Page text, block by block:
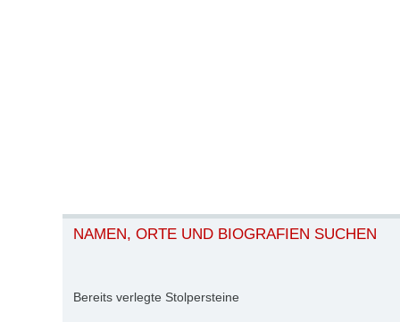
NAMEN, ORTE UND BIOGRAFIEN SUCHEN
Bereits verlegte Stolpersteine